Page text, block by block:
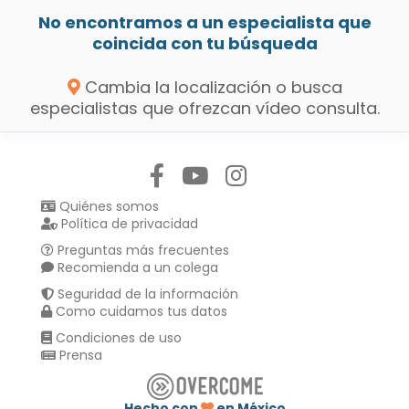
No encontramos a un especialista que
coincida con tu búsqueda
Cambia la localización o busca
especialistas que ofrezcan vídeo consulta.
Quiénes somos
Política de privacidad
Preguntas más frecuentes
Recomienda a un colega
Seguridad de la información
Como cuidamos tus datos
Condiciones de uso
Prensa